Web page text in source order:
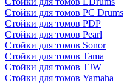
Стойки для томов PC Drums
Стойки для томов PDP
Стойки для томов Pearl
Стойки для томов Sonor
Стойки для томов Tama
Стойки для томов TJW
Стойки для томов Yamaha